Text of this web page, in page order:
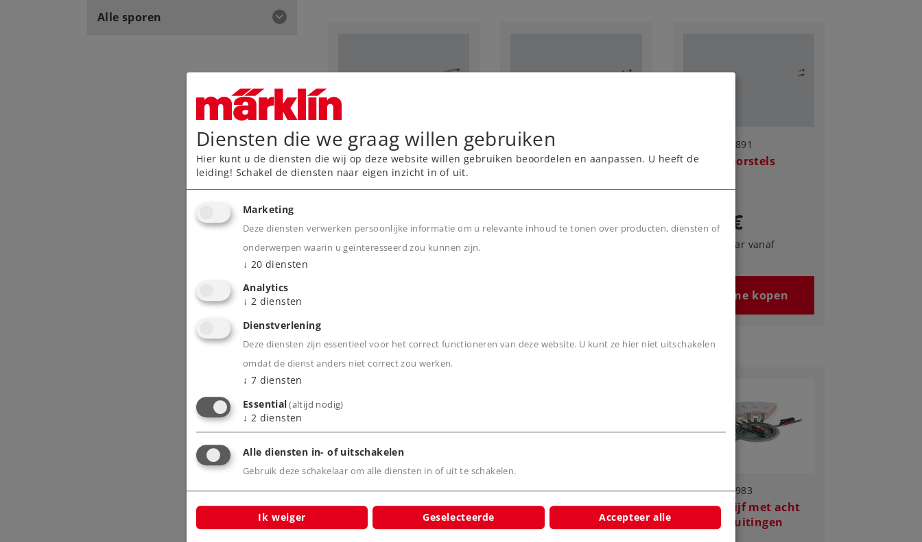
Alle sporen
Art.-No. 89871
Stel koolborstels
9,99 €
Leverbaar vanaf
Art.-No. 89881
Set koolborstels
9,99 €
Art.-No. 89891
Set koolborstels
9,99 €
Leverbaar vanaf
Online kopen
Art.-No. 8992
Spoorwegovergang
met halve bomen
Art.-No. 89971
Uitbreidingsset voor
draaischijf
Art.-No. 89983
Draaischijf met acht
railaansluitingen
Diensten die we graag willen gebruiken
Hier kunt u de diensten die wij op deze website willen gebruiken beoordelen en aanpassen. U heeft de
leiding! Schakel de diensten naar eigen inzicht in of uit.
Marketing
Deze diensten verwerken persoonlijke informatie om u relevante inhoud te tonen over producten, diensten of
onderwerpen waarin u geïnteresseerd zou kunnen zijn.
↓ 20 diensten
Analytics
↓ 2 diensten
Dienstverlening
Deze diensten zijn essentieel voor het correct functioneren van deze website. U kunt ze hier niet uitschakelen
omdat de dienst anders niet correct zou werken.
↓ 7 diensten
Essential(altijd nodig)
↓ 2 diensten
Alle diensten in- of uitschakelen
Gebruik deze schakelaar om alle diensten in of uit te schakelen.
Ik weiger Geselecteerde Accepteer alle